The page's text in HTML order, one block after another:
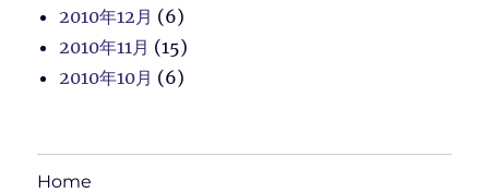
2010年12月 (6)
2010年11月 (15)
2010年10月 (6)
Home